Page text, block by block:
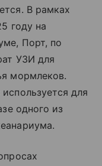
В рамках
году на
Порт, по
УЗИ для
мормлеков.
для
одного из